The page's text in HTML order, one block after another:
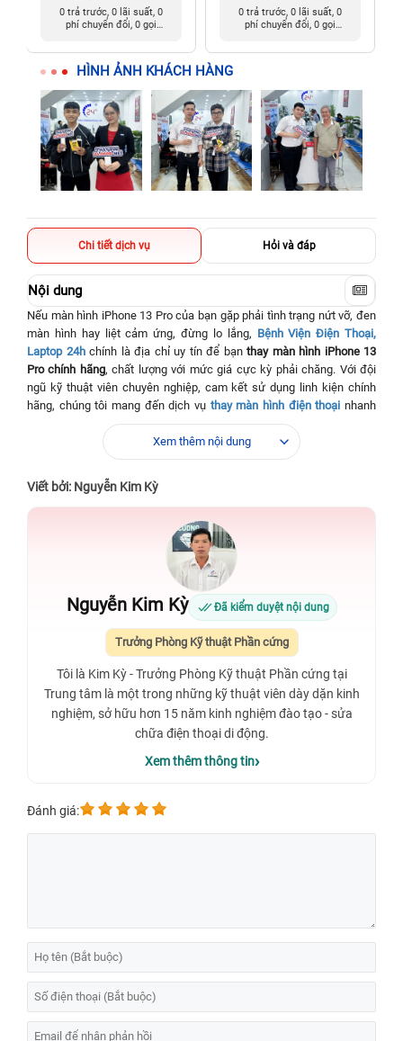
0 trả trước, 0 lãi suất, 0
phí chuyển đổi, 0 gọi
0 trả trước, 0 lãi suất, 0
phí chuyển đổi, 0 gọi
HÌNH ẢNH KHÁCH HÀNG
Chi tiết dịch vụ Hỏi và đáp
Nội dung
Nếu màn hình iPhone 13 Pro của bạn gặp phải tình trạng nứt vỡ, đen
màn hình hay liệt cảm ứng, đừng lo lắng, Bệnh Viện Điện Thoại,
Laptop 24hchính là địa chỉ uy tín để bạn thay màn hình iPhone 13
Pro chính hãng, chất lượng với mức giá cực kỳ phải chăng. Với đội
ngũ kỹ thuật viên chuyên nghiệp, cam kết sử dụng linh kiện chính
hãng, chúng tôi mang đến dịch vụ thay màn hình điện thoại nhanh
chóng, đảm bảo hiệu suất sử dụng tối ưu như mới. Hãy đến ngay để
trải nghiệm dịch vụ tuyệt vời và khôi phục chiếc iPhone 13 Pro của
bạn một cách nhanh chóng!
✅ Dịch vụ ⭐ Thay màn hình iPhone 13 Pro
⭐ Chính hãng
⭐ 30 - 45 phút
✅ Thời gian bảo⭐ 12 tháng - Bảo hành vĩnh viễn, bao rơi vỡ
✅ Tiền công thay thế ⭐ Miễn phí
✅Thời gian làm việc ⭐ 08:00 - 21:00
Thay màn hình iPhone 13 Pro giá bao nhiêu tại
TP.HCM?
Xem thêm nội dung
Viết bởi: Nguyễn Kim Kỳ
Nguyễn Kim Kỳ Đã kiểm duyệt nội dung
Trưởng Phòng Kỹ thuật Phần cứng
Tôi là Kim Kỳ - Trưởng Phòng Kỹ thuật Phần cứng tại
Trung tâm là một trong những kỹ thuật viên dày dặn kinh
nghiệm, sở hữu hơn 15 năm kinh nghiệm đào tạo - sửa
chữa điện thoại di động.
Xem thêm thông tin
Đánh giá: